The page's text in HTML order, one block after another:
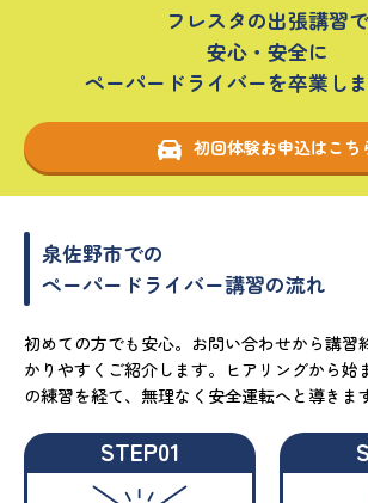
フレスタの出張講習で
安心・安全に
ペーパードライバーを卒業し
初回体験お申込はこち
泉佐野市での
ペーパードライバー講習の流れ
初めての方でも安心。お問い合わせから講習
かりやすくご紹介します。ヒアリングから始
の練習を経て、無理なく安全運転へと導きま
STEP01